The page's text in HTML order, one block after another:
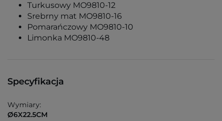
Turkusowy MO9810-12
Srebrny mat MO9810-16
Pomarańczowy MO9810-10
Limonka MO9810-48
Specyfikacja
Wymiary:
Ø6X22.5CM